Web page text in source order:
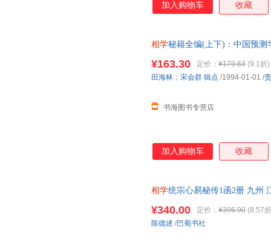
加入购物车 收藏
相学秘籍全编(上下)：中国预测
¥163.30 定价： ¥179.63 (9.1折)
书海图书专营店
田海林 ； 宋会群 辑点 /1994-01-01 /
加入购物车 收藏
相学统宗心易秘传1函2册 九州
¥340.00 定价： ¥396.90 (8.57
陈德述 /巴蜀书社